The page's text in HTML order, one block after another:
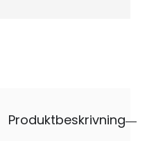
Produktbeskrivning